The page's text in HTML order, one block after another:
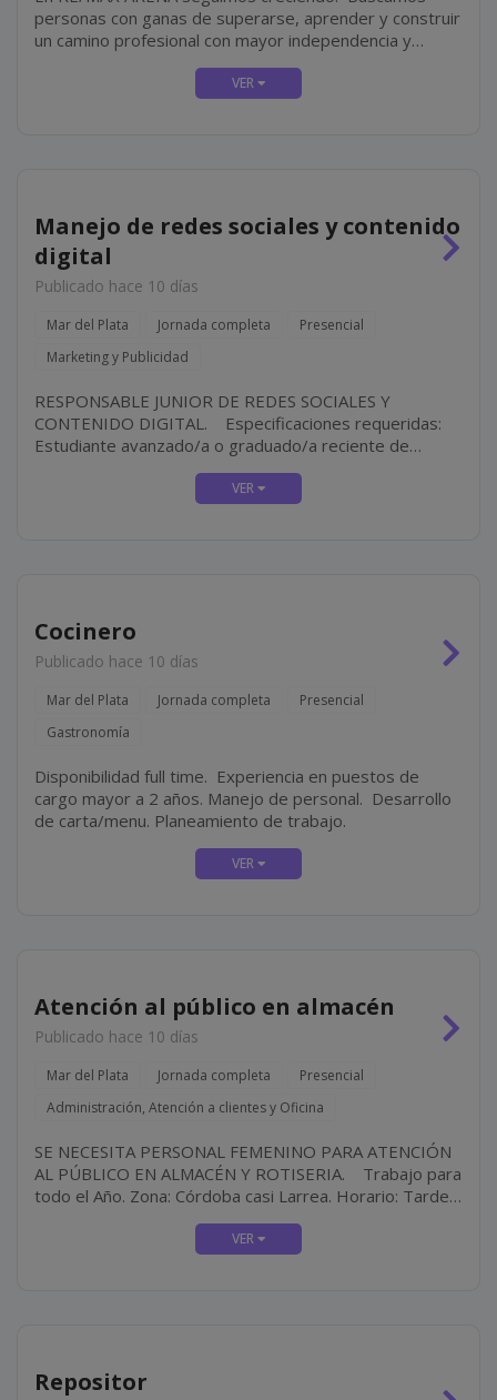
personas con ganas de superarse, aprender y construir
un camino profesional con mayor independencia y
Manejo de redes sociales y contenido
digital
Publicado hace 10 días
Mar del Plata Jornada completa
Presencial
Marketing y Publicidad
RESPONSABLE JUNIOR DE REDES SOCIALES Y
CONTENIDO DIGITAL. Especificaciones requeridas:
Estudiante avanzado/a o graduado/a reciente de
carreras afines a Comunicación, Diseño, Marketing o
Cocinero
Publicado hace 10 días
Mar del Plata Jornada completa
Presencial
Gastronomía
Disponibilidad full time. Experiencia en puestos de
cargo mayor a 2 años. Manejo de personal. Desarrollo
de carta/menu. Planeamiento de trabajo.
Atención al público en almacén
Publicado hace 10 días
Mar del Plata Jornada completa
Presencial
Administración, Atención a clientes y Oficina
SE NECESITA PERSONAL FEMENINO PARA ATENCIÓN
AL PÚBLICO EN ALMACÉN Y ROTISERIA. Trabajo para
todo el Año. Zona: Córdoba casi Larrea. Horario: Tarde-
Noche Requisitos: Buena Presencia y...
Repositor